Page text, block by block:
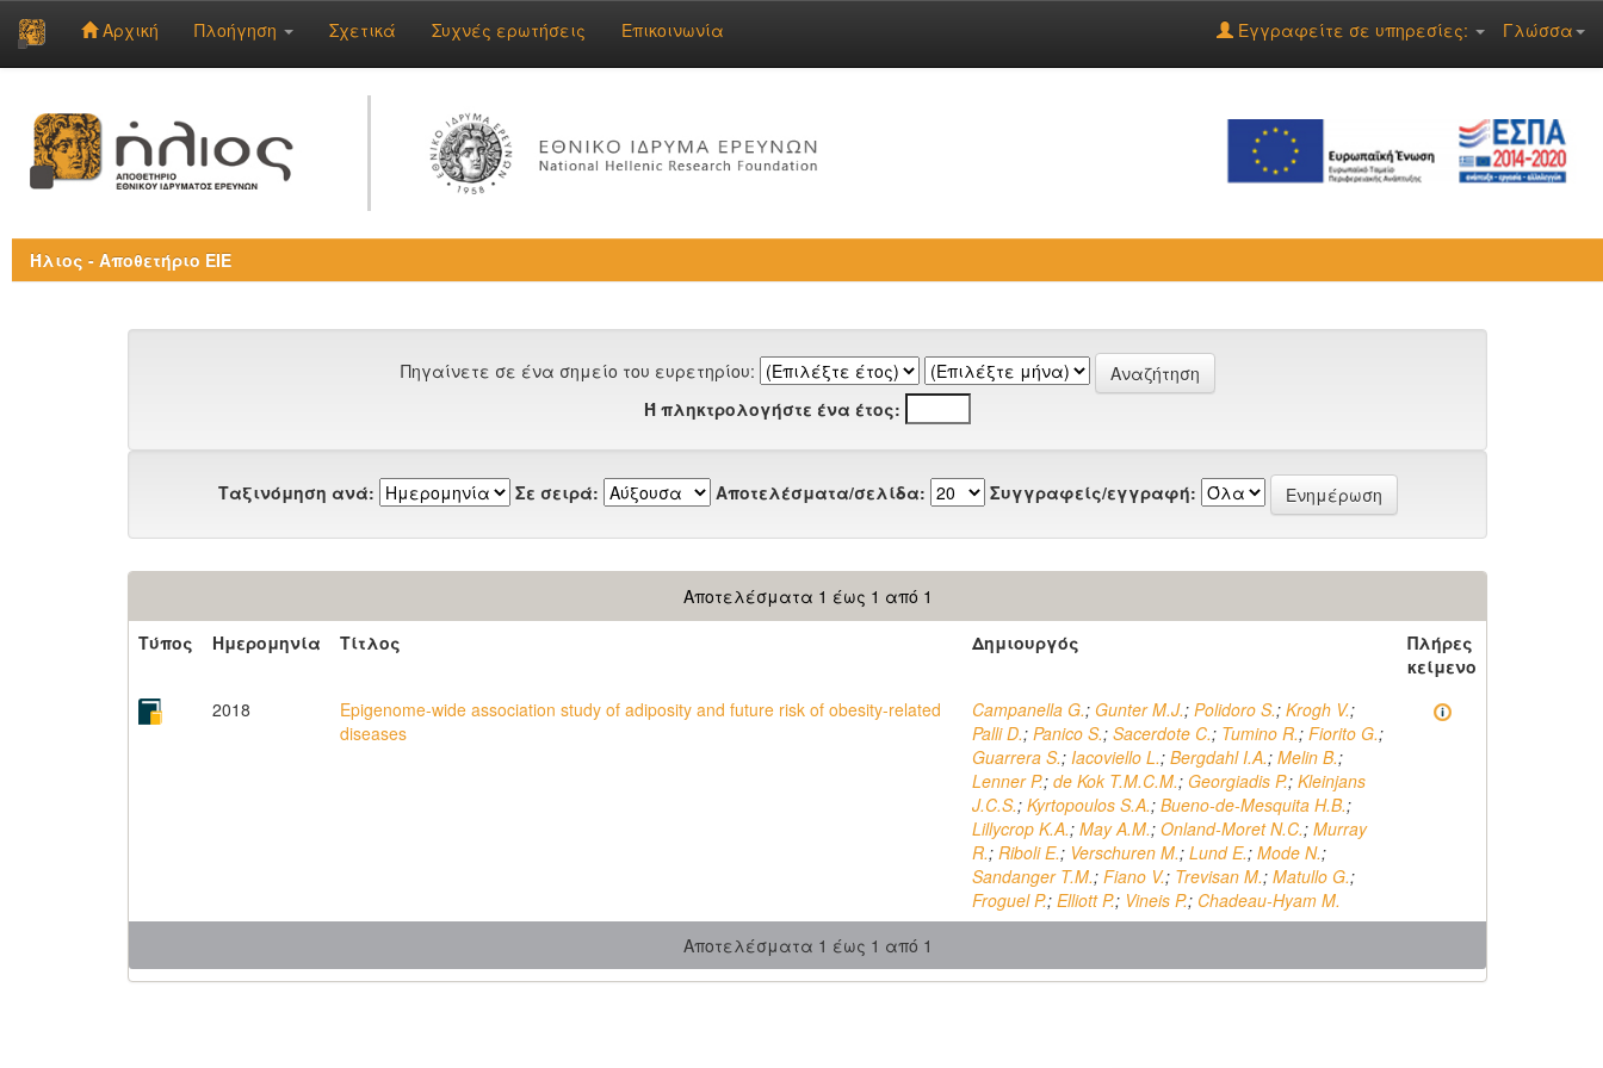
navigation
Αρχική Πλοήγηση Σχετικά Συχνές ερωτήσεις Επικοινωνία Γλώσσα
Εγγραφείτε σε υπηρεσίες:
Ήλιος - Αποθετήριο ΕΙΕ
Πηγαίνετε σε ένα σημείο του ευρετηρίου:
Ή πληκτρολογήστε ένα έτος:
Ταξινόμηση ανά: Σε σειρά: Αποτελέσματα/σελίδα: Συγγραφείς/εγγραφή:
Αποτελέσματα 1 έως 1 από 1
Τύπος
Ημερομηνία Τίτλος Δημιουργός
Πλήρες
κείμενο
2018
Epigenome-wide association study of adiposity and future risk of obesity-related
diseases
Campanella G.; Gunter M.J.; Polidoro S.; Krogh V.;
Palli D.; Panico S.; Sacerdote C.; Tumino R.; Fiorito G.;
Guarrera S.; Iacoviello L.; Bergdahl I.A.; Melin B.;
Lenner P.; de Kok T.M.C.M.; Georgiadis P.; Kleinjans
J.C.S.; Kyrtopoulos S.A.; Bueno-de-Mesquita H.B.;
Lillycrop K.A.; May A.M.; Onland-Moret N.C.; Murray
R.; Riboli E.; Verschuren M.; Lund E.; Mode N.;
Sandanger T.M.; Fiano V.; Trevisan M.; Matullo G.;
Froguel P.; Elliott P.; Vineis P.; Chadeau-Hyam M.
Αποτελέσματα 1 έως 1 από 1